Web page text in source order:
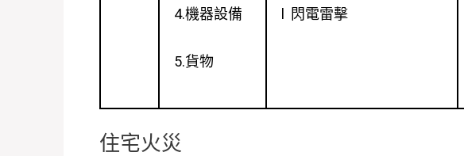
4.機器設備
5.貨物
l 閃電雷擊
住宅火災